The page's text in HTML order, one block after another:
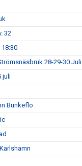
32
28-29-30 Juli
juli
Bunkeflo